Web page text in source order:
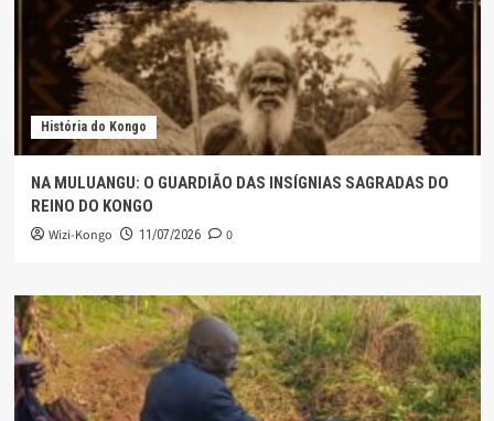
História do Kongo
NA MULUANGU: O GUARDIÃO DAS INSÍGNIAS SAGRADAS DO
REINO DO KONGO
Wizi-Kongo 11/07/2026 0